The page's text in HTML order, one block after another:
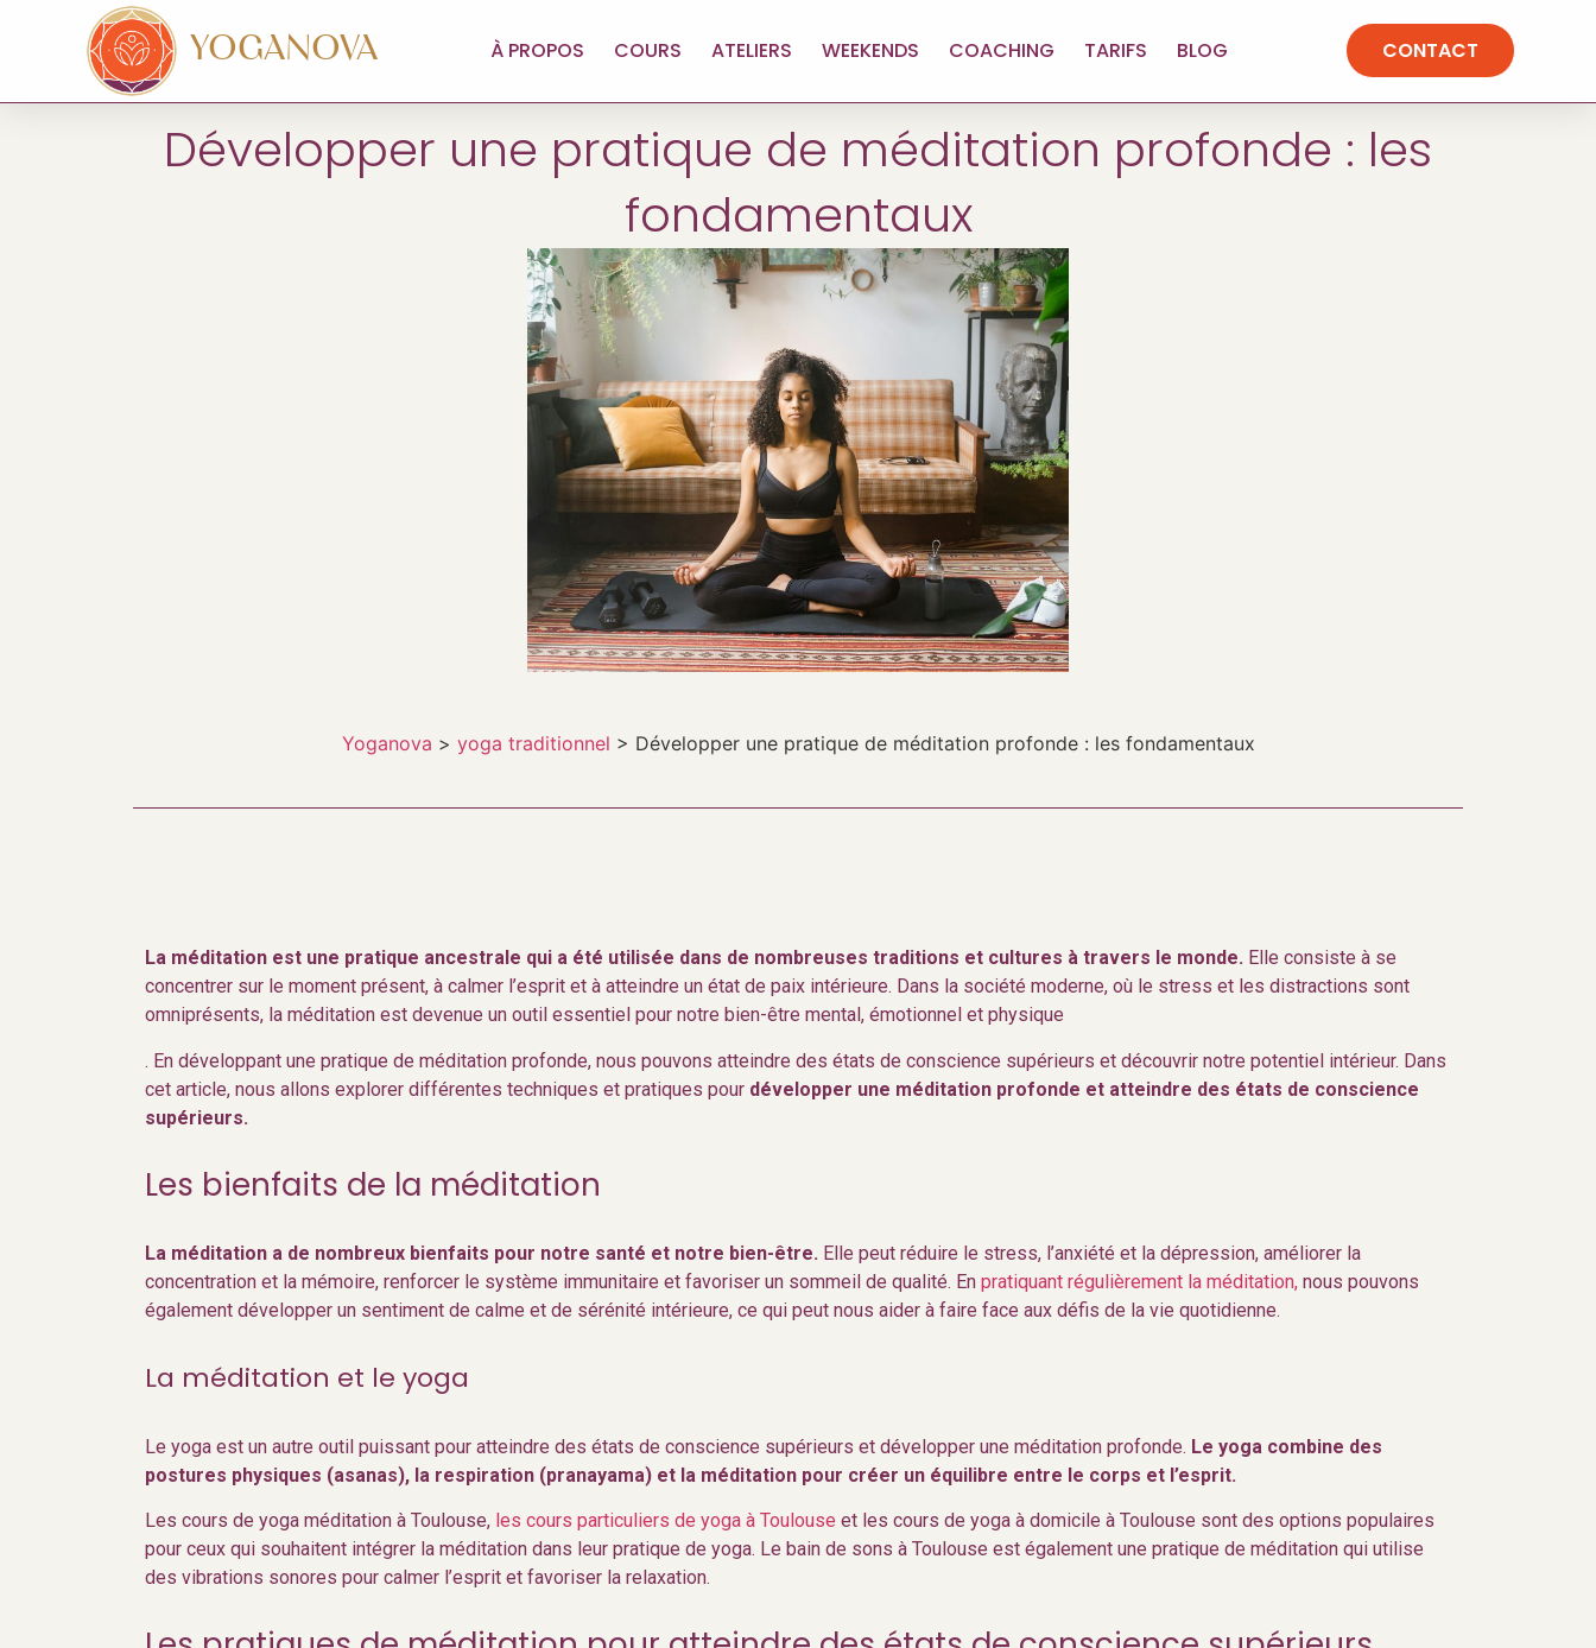
YOGANOVA À PROPOS COURS ATELIERS WEEKENDS COACHING TARIFS BLOG CONTACT
Développer une pratique de méditation profonde : les
fondamentaux
Yoganova > yoga traditionnel > Développer une pratique de méditation profonde : les fondamentaux
La méditation est une pratique ancestrale qui a été utilisée dans de nombreuses traditions et cultures à travers le monde. Elle consiste à se
concentrer sur le moment présent, à calmer l’esprit et à atteindre un état de paix intérieure. Dans la société moderne, où le stress et les distractions sont
omniprésents, la méditation est devenue un outil essentiel pour notre bien-être mental, émotionnel et physique
. En développant une pratique de méditation profonde, nous pouvons atteindre des états de conscience supérieurs et découvrir notre potentiel intérieur. Dans
cet article, nous allons explorer différentes techniques et pratiques pour développer une méditation profonde et atteindre des états de conscience
supérieurs.
Les bienfaits de la méditation
La méditation a de nombreux bienfaits pour notre santé et notre bien-être. Elle peut réduire le stress, l’anxiété et la dépression, améliorer la
concentration et la mémoire, renforcer le système immunitaire et favoriser un sommeil de qualité. En pratiquant régulièrement la méditation, nous pouvons
également développer un sentiment de calme et de sérénité intérieure, ce qui peut nous aider à faire face aux défis de la vie quotidienne.
La méditation et le yoga
Le yoga est un autre outil puissant pour atteindre des états de conscience supérieurs et développer une méditation profonde. Le yoga combine des
postures physiques (asanas), la respiration (pranayama) et la méditation pour créer un équilibre entre le corps et l’esprit.
Les cours de yoga méditation à Toulouse, les cours particuliers de yoga à Toulouse et les cours de yoga à domicile à Toulouse sont des options populaires
pour ceux qui souhaitent intégrer la méditation dans leur pratique de yoga. Le bain de sons à Toulouse est également une pratique de méditation qui utilise
des vibrations sonores pour calmer l’esprit et favoriser la relaxation.